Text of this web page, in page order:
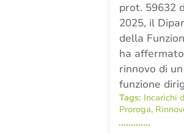
prot. 59632
2025, il
della
ha
rinnovo di
funzione
Tags: Incarichi
Proroga,